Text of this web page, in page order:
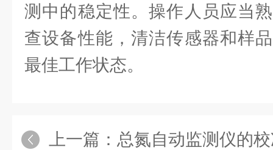
测中的稳定性。操作人员应当
查设备性能，清洁传感器和样
最佳工作状态。
上一篇： 总氮自动监测仪的